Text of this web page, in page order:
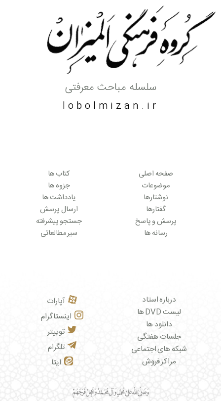
سلسله مباحث معرفتی
lobolmizan.ir
صفحه اصلی
موضوعات
نوشتارها
گفتارها
پرسش و پاسخ
رسانه ها
کتاب ها
جزوه ها
یادداشت ها
ارسال پرسش
جستجو پیشرفته
سیر مطالعاتی
درباره استاد
لیست DVD ها
دانلود ها
جلسات هفتگی
شبکه های اجتماعی
مراکز فروش
آپارات
اینستاگرام
توییتر
تلگرام
ایتا